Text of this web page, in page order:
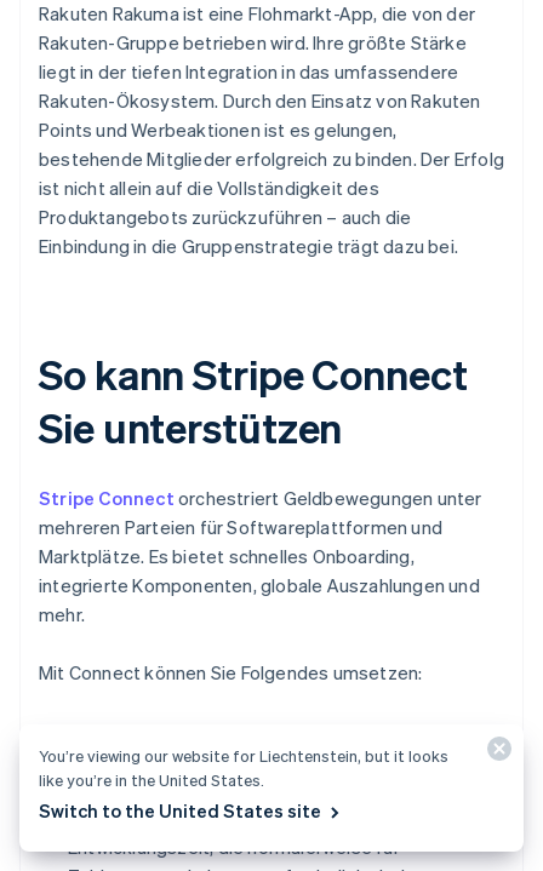
Rakuten Rakuma ist eine Flohmarkt-App, die von der
Rakuten-Gruppe betrieben wird. Ihre größte Stärke
liegt in der tiefen Integration in das umfassendere
Rakuten-Ökosystem. Durch den Einsatz von Rakuten
Points und Werbeaktionen ist es gelungen,
bestehende Mitglieder erfolgreich zu binden. Der Erfolg
ist nicht allein auf die Vollständigkeit des
Produktangebots zurückzuführen – auch die
Einbindung in die Gruppenstrategie trägt dazu bei.
So kann Stripe Connect
Sie unterstützen
Stripe Connect orchestriert Geldbewegungen unter
mehreren Parteien für Softwareplattformen und
Marktplätze. Es bietet schnelles Onboarding,
integrierte Komponenten, globale Auszahlungen und
mehr.
Mit Connect können Sie Folgendes umsetzen:
Nutzen Sie von Stripe gehostete oder integrierte
Funktionalität, um schneller live zu gehen.
Vermeiden Sie die Vorlaufkosten und die
Entwicklungszeit, die normalerweise für
You’re viewing our website for Liechtenstein, but it looks
like you’re in the United States.
Switch to the United States site